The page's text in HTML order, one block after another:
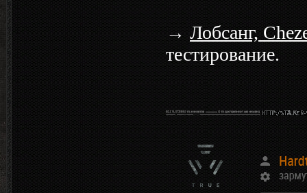
→ Лобсанг,
тестирование.